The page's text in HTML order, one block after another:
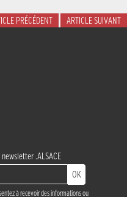
PRÉCÉDENT ARTICLE SUIVANT
.ALSACE
OK
à recevoir des informations ou